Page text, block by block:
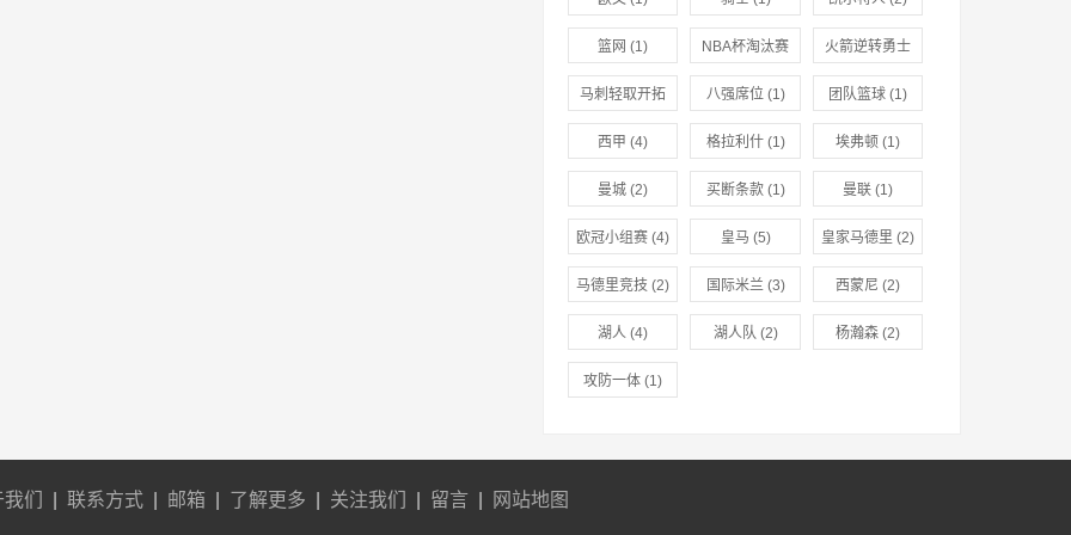
篮网 (1) NBA杯淘汰赛
(1)
火箭逆转勇士
(1)
马刺轻取开拓 八强席位(1) 团队篮球(1)
西甲 (4) 格拉利什(1) 埃弗顿 (1)
曼城 (2) 买断条款(1) 曼联(1)
欧冠小组赛 (4) 皇马 (5) 皇家马德里 (2)
马德里竞技 (2) 国际米兰(3) 西蒙尼 (2)
湖人 (4) 湖人队 (2) 杨瀚森(2)
攻防一体 (1)
们 联系方式 邮箱 了解更多 关注我们 留言 网站地图